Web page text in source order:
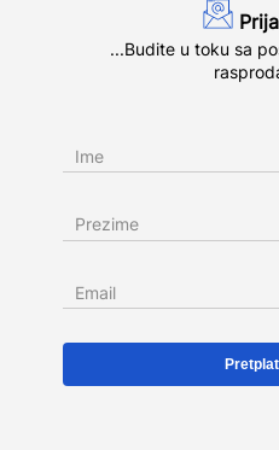
...Budite u toku sa
Ime
Prezime
Email